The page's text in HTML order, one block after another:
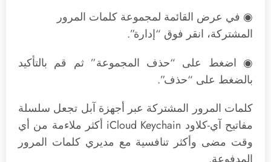
◉ في عرض القائمة لمجموعة كلمات المرور
المشتركة، انقر فوق “إدارة”.
◉ اضغط على “حذف المجموعة” ثم قم بالتأكيد
بالضغط على “حذف”.
كلمات المرور المشتركة عبر أجهزة آبل تجعل سلسلة
مفاتيح آي-كلاود iCloud Keychain أكثر ملاءمة من أي
وقت مضى وأكثر تنافسية مع مديري كلمات المرور
المدفوعة.